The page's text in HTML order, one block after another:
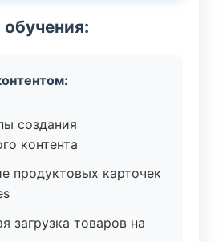
создания
контента
продуктовых карточек
загрузка товаров на